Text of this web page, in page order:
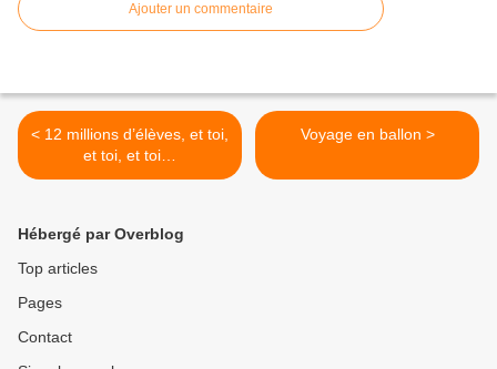
Ajouter un commentaire
< 12 millions d’élèves, et toi,
et toi, et toi…
Voyage en ballon >
Hébergé par Overblog
Top articles
Pages
Contact